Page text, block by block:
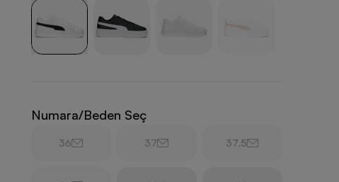
Numara/Beden Seç
36 37 37.5